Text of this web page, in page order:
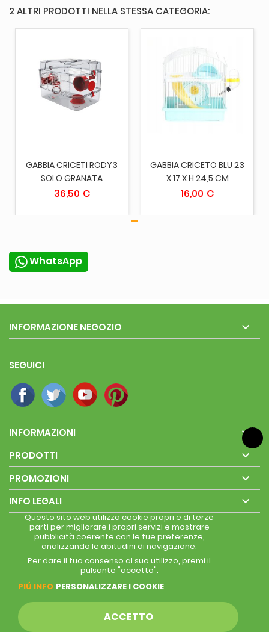
2 ALTRI PRODOTTI NELLA STESSA CATEGORIA:
GABBIA CRICETI RODY3
SOLO GRANATA
36,50 €
GABBIA CRICETO BLU 23
X 17 X H 24,5 CM
16,00 €
WhatsApp
INFORMAZIONE NEGOZIO 
SEGUICI
INFORMAZIONI 
PRODOTTI 
PROMOZIONI 
INFO LEGALI 
Questo sito web utilizza cookie propri e di terze
parti per migliorare i propri servizi e mostrare
pubblicità coerente con le tue preferenze,
analizzando le abitudini di navigazione.
Per dare il tuo consenso al suo utilizzo, premi il
pulsante "accetto".
PIÚ INFO PERSONALIZZARE I COOKIE
ACCETTO